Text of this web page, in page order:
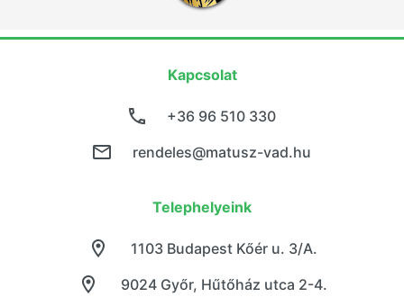
Kapcsolat
+36 96 510 330
rendeles@matusz-vad.hu
Telephelyeink
9024 Győr, Hűtőház utca 2-4.
1103 Budapest Kőér u. 3/A.